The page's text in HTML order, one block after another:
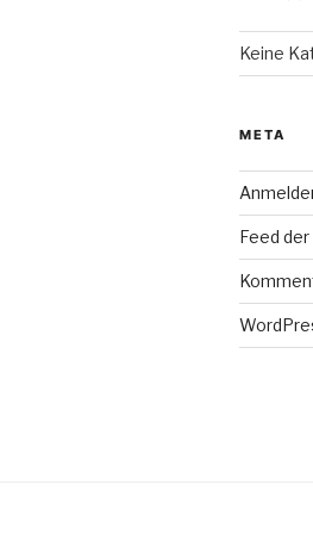
Keine
META
Feed